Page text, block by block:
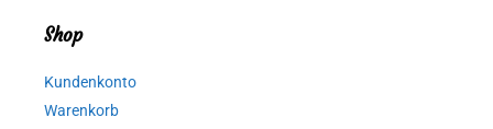
Shop
Kundenkonto
Warenkorb